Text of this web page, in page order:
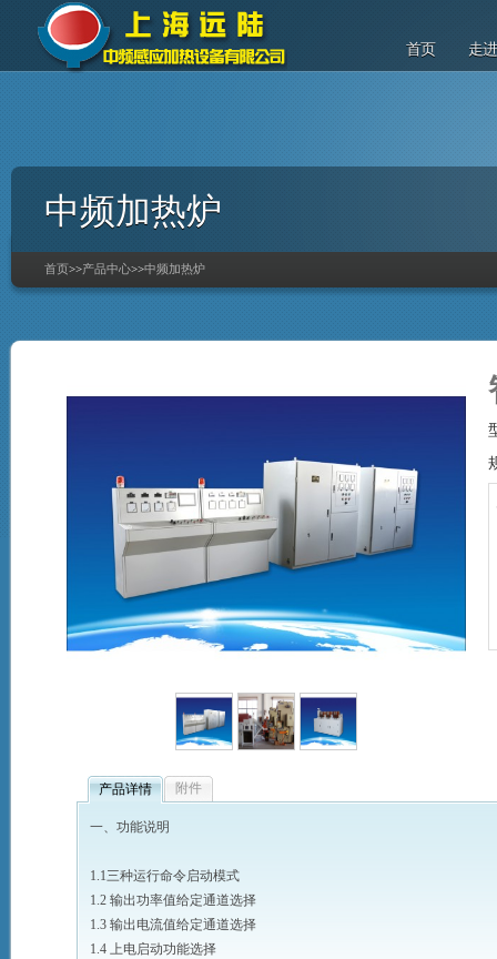
首页 走
中频加热炉
首页>>产品中心>>中频加热炉
产品详情 附件
一、功能说明
1.1三种运行命令启动模式
1.2 输出功率值给定通道选择
1.3 输出电流值给定通道选择
1.4 上电启动功能选择